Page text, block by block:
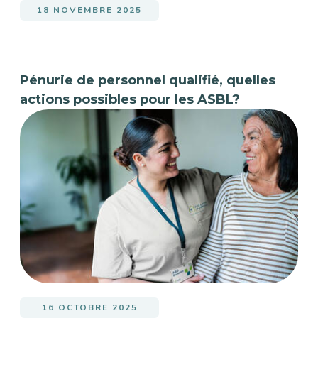
18 NOVEMBRE 2025
16 OCTOBRE 2025
Pénurie de personnel qualifié, quelles
actions possibles pour les ASBL?